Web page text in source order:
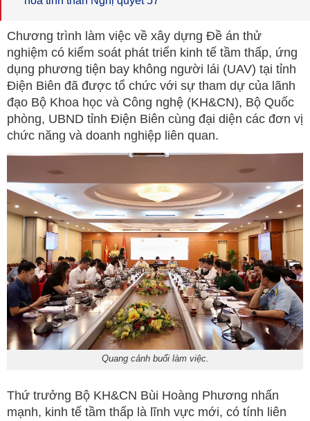
Chương trình làm việc về xây dựng Đề án thử
nghiệm có kiểm soát phát triển kinh tế tầm thấp, ứng
dụng phương tiện bay không người lái (UAV) tại tỉnh
Điện Biên đã được tổ chức với sự tham dự của lãnh
đạo Bộ Khoa học và Công nghệ (KH&CN), Bộ Quốc
phòng, UBND tỉnh Điện Biên cùng đại diện các đơn vị
chức năng và doanh nghiệp liên quan.
Quang cảnh buổi làm việc.
Thứ trưởng Bộ KH&CN Bùi Hoàng Phương nhấn
mạnh, kinh tế tầm thấp là lĩnh vực mới, có tính liên